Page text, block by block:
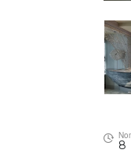
8